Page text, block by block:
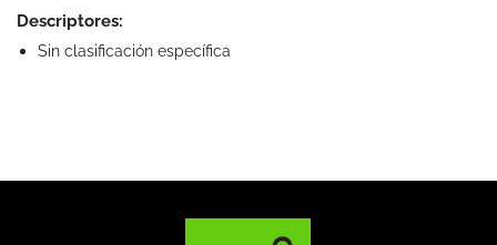
Descriptores:
Sin clasificación específica